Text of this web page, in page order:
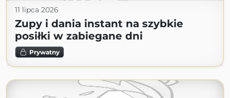
11 lipca 2026
Zupy i dania instant na szybkie
posiłki w zabiegane dni
Prywatny